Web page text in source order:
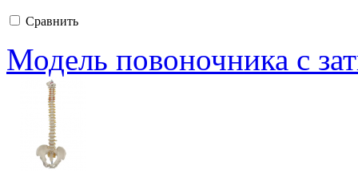
Сравнить
Модель повоночника с